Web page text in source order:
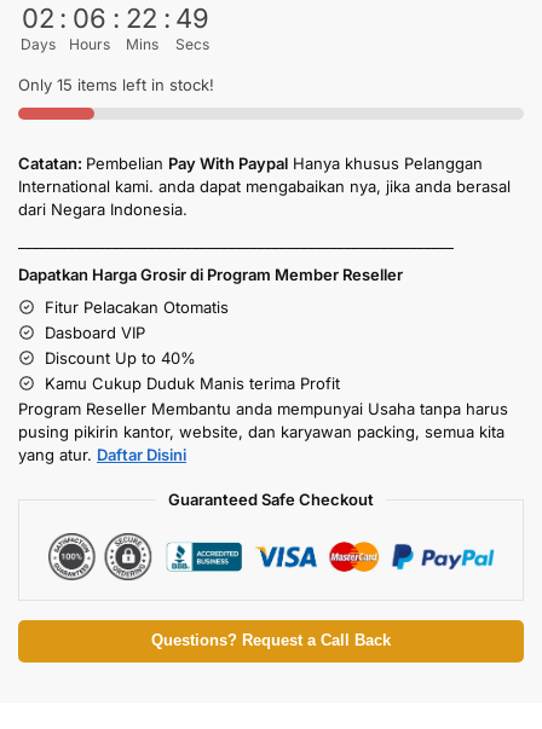
02
Days
: 06
Hours
: 22
Mins
: 49
Secs
Only 15 items left in stock!
Catatan: Pembelian Pay With Paypal Hanya khusus Pelanggan
International kami. anda dapat mengabaikan nya, jika anda berasal
dari Negara Indonesia.
Dapatkan Harga Grosir di Program Member Reseller
Fitur Pelacakan Otomatis
Dasboard VIP
Discount Up to 40%
Kamu Cukup Duduk Manis terima Profit
Program Reseller Membantu anda mempunyai Usaha tanpa harus
pusing pikirin kantor, website, dan karyawan packing, semua kita
yang atur. Daftar Disini
Guaranteed Safe Checkout
Questions? Request a Call Back